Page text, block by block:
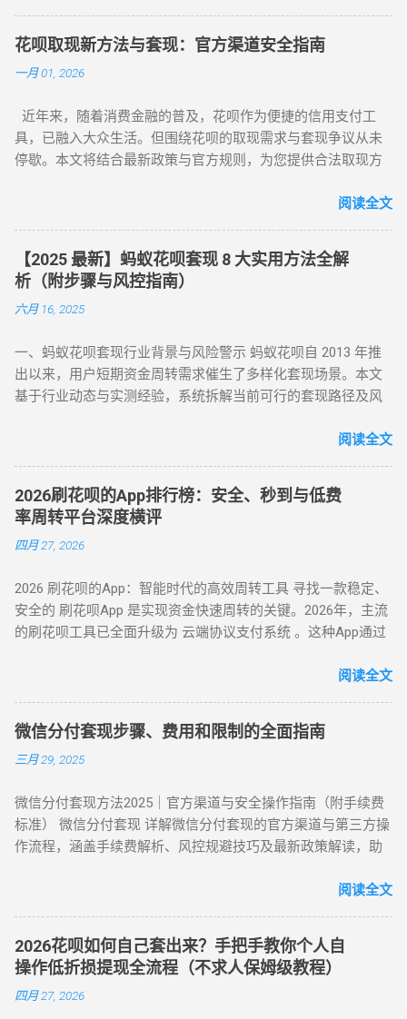
成为用户关注的焦点。本文将针对不同风控等级的花呗账户，
提供系统性的套现解决方案，帮助用户在合规前提下实现额度
变现。如果你正在搜索 “花呗怎么套现” 或 “花呗套现教程”，本
呗：门店扫码套现法，秒到账的快捷操作 对于未触发风控的花
呗账户，最直接的套现方式是通过实体门店完成。 操作步骤如
下： 寻找支持花呗的实体商家 ：如便利店、餐饮店等，确认其
款码，选择花呗支付指定金额。 实时结算 ：商家收到款项后，
扣除手续费将资金转回用户账户。此方法无需复杂流程，资金
秒到账，尤其适合小额至中大额的套现需求，是 “花呗怎么套
现” 最便捷的答案。 二、普通风控账户：线上商城虚拟交易，
绕过限额限制 若花呗账户因使用异常触发普通风控（单笔限额
500-1000 元），可通过线上商城的虚拟交易模式实现套现。 具
风控账户兼容性较高的平台。 创建虚拟订单 ：选购电子卡券、
话费充值等虚拟商品，使用花呗支付。 模拟物流确认 ：商家提
供虚假物流信息后，用户在订单页面点击 “确认收货”。 快速回
法通过模拟真实购物场景，有效规避单笔限额，是 “花呗套现教
程” 中针对普通风控的核心策略。 三、深度风控账户：代付模
式破解，20-100 元也能全额套现 针对仅能支付 20-100 元或完
全无法交易的深度风控账户，代付模式成为终极解决方案。 操
（如小米商城、淘宝天猫），生成代付二维码。 扫码代付 ：用
户使用支付宝扫描代付码，选择花呗完成支付。 资金流转 ：商
家确认收款后，扣除手续费将资金转入用户账户。此方法突破
所有风控限制，即使花呗被深度风控也能实现套现，是...
花呗取现新方法与套现：官方渠道安全指南
一月 01, 2026
近年来，随着消费金融的普及，花呗作为便捷的信用支付工
具，已融入大众生活。但围绕花呗的取现需求与套现争议从未
停歇。本文将结合最新政策与官方规则，为您提供合法取现方
为何限制套现？官方明令禁止的三大原因 花呗自 2015 年上线
景。以下是套现行为被严格限制的核心原因： 法律风险 ：套现
属于非法资金转移行为，涉及虚构交易、虚假退款等操作，可
能触犯《反洗钱法》及金融监管条例。 账户安全 ：第三方套现
平台常伴随信息泄露、诈骗风险，导致用户资金损失或账户被
结、芝麻分下降，甚至影响个人征信记录。 据 2024 年央行数
据显示，因套现被关闭花呗功能的用户同比增长 37%，部分用
户更因违规操作被列入金融机构黑名单。 二、2025 年花呗取现
付宝于近期升级「备用金」功能，实现花呗额度直接取现至银
行卡。具体操作步骤如下： 入口激活 ：打开支付宝 APP → 点
击「我的」→ 进入「花呗」页面，找到「备用金」开通入口。
额度确认 ：备用金额度与花呗可用额度实时同步（部分用户享
额外专享额度），支持最低 1 元起取。 验证流程 ：按提示完成
刷脸认证，确认利率及还款规则。 资金划转 ：输入取现金额
到账。 关键提示 ： 取现后花呗额度同步扣减，还款与花呗账
单合并，支持随时提前结清且无手续费。 备用金年化利率 7.2%
起，低于多数套现平台的高额手续费（通常达 10%-15%）。
部分用户尝试通过正规手段套现。 以下为常见套现方式： 套现
方式 操作流程 等级 到账时间 虚假交易 通过淘宝店铺刷单后退
款 ★★★★★ 5-30分钟左右 第三方平台 使用「黎明花呗」等
后返现 ★★★☆☆ 5分钟左右 替代方案推荐 ： 信用卡取现 ：
直接通过银行渠道取现，手续费约 1%-3%，日息 0.05%。 借呗
/ 网商贷 ：纯线上信用贷款，额度独立，年化利率低至 7.3%。
亲友代付 ：通过正规消费场景周转资...
阅读全文
【2025 最新】蚂蚁花呗套现 8 大实用方法全解
析（附步骤与风控指南）
六月 16, 2025
一、蚂蚁花呗套现行业背景与风险警示 蚂蚁花呗自 2013 年推
出以来，用户短期资金周转需求催生了多样化套现场景。本文
基于行业动态与实测经验，系统拆解当前可行的套现路径及风
行为存在账户限制风险，需谨慎评估 ）。 二、2025 年花呗套
型 —— 小额应急首选 方法 1：可信商家扫码套现 操作流程 ：
通过资质认证平台获取实名商家收款码（需查验营业执照）；
花呗支付后，商家扣除 8%-15% 手续费实时返现至支付宝 / 微
信。 优势 ：10 分钟极速到账，操作极简 劣势 ：手续费偏高，
案 方法 2：电商平台虚拟卡券套现 操作流程 ： 在淘宝 / 天猫
购买京东 E 卡、加油卡等虚拟商品（单笔≤5000 元）； 通过
“京回收” 等卡券平台以 92-96 折出售，资金秒到银行卡。 优势
政策波动影响 （三）实物交易型 —— 大额资金解决方案 方法类
型 操作核心 手续费区间 适用场景 方法 3：货到返现 购买手机
/ 家电后协商退货 10%-25% 单笔需提现万元以上 方法 4：线下
闪付套现 开通花呗闪付绑定手机 Pay 5%-10% 需实体店铺配合
（四）间接套现策略 —— 隐蔽性优化方案 方法 5：信用卡代还
至银行卡，综合成本 1%-3%+ 信用卡手续费。 方法 6：亲友代
付模式 通过为亲友代购商品实现资金流转，零手续费但依赖人
际关系信任。 三、套现操作速查：3 大高频实用方案对比 方案
钟内 8%-15% ★★★☆☆ 小额紧急周转 虚拟卡券折现 1 小时内
4%-8% ★★★★☆ 日常规律性套现 亲友代付 即时到账 0%
★★★☆☆ 低频次隐私需求 四、2025 年花呗风控破解策略
（实操级指南） （一）行为模拟防监测技巧 金额控制 ：单次
间间隔 ：两次操作间隔≥72 小时，模拟真实消费周期 场景多元
阅读全文
2026刷花呗的App排行榜：安全、秒到与低费
率周转平台深度横评
四月 27, 2026
2026 刷花呗的App：智能时代的高效周转工具 寻找一款稳定、
安全的 刷花呗App 是实现资金快速周转的关键。2026年，主流
的刷花呗工具已全面升级为 云端协议支付系统 。这种App通过
呗额度通过模拟购物流程转化为可提现余额。目前主流App的综
款 多通道备份 隐私加密 在移动支付高度发达的今天，刷花呗
已不再需要传统的线下寻找商家。只需通过手机下载特定的周
转 App 或关注 H5 平台，即可实现“足不出户，额度变现”。
时间 风控抗性 H5 聚合支付系统 动态商户码解析 实时秒到
⭐⭐⭐⭐ 电商代购助手 真实物流单号生成 T+1 隔天 ⭐⭐⭐⭐⭐ 虚
拟卡回购平台 话费/卡券回收 1-2 小时 ⭐⭐⭐ 二、 如何正确使用
时应遵循以下步骤： 实名注册： 优质的刷花呗 App 必...
阅读全文
微信分付套现步骤、费用和限制的全面指南
三月 29, 2025
微信分付套现方法2025｜官方渠道与安全操作指南（附手续费
标准） 微信分付套现 详解微信分付套现的官方渠道与第三方操
作流程，涵盖手续费解析、风控规避技巧及最新政策解读，助
年新规：微信支付强化分付风控，禁止直接套现（引用央行
（第三方支付研究院数据） 主流方式：通过虚拟商品交易（占
比68%）、线下商家合作（占比22%） 二、微信分付套现操作
指南（2025最新流程） 官方渠道：分付还款抵扣（合规但有限
制） 路径：微信→钱包→分付→还款→使用分付额度还款 限
阅读全文
2026花呗如何自己套出来？手把手教你个人自
操作低折损提现全流程（不求人保姆级教程）
四月 27, 2026